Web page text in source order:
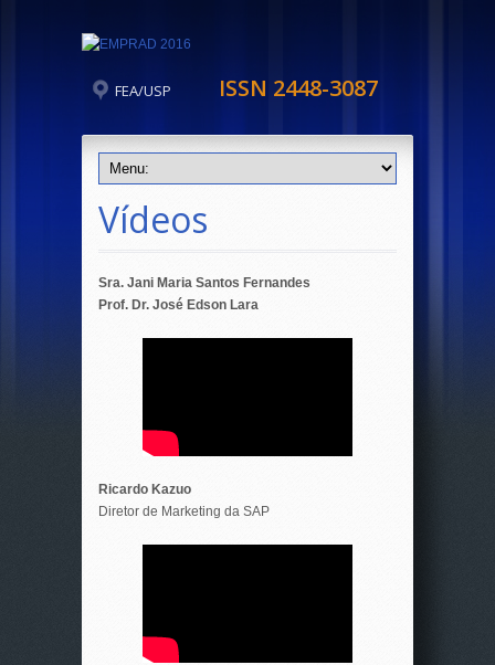
FEA/USP ISSN 2448-3087
Vídeos
Sra. Jani Maria Santos Fernandes
Prof. Dr. José Edson Lara
Ricardo Kazuo
Diretor de Marketing da SAP